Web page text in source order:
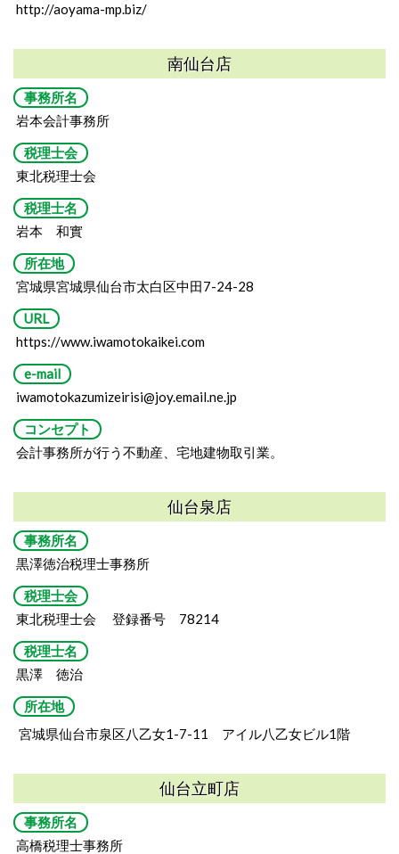
http://aoyama-mp.biz/
南仙台店
事務所名
岩本会計事務所
税理士会
東北税理士会
税理士名
岩本 和實
所在地
宮城県宮城県仙台市太白区中田7-24-28
URL
https://www.iwamotokaikei.com
e-mail
iwamotokazumizeirisi@joy.email.ne.jp
コンセプト
会計事務所が行う不動産、宅地建物取引業。
仙台泉店
事務所名
黒澤徳治税理士事務所
税理士会
東北税理士会 登録番号 78214
税理士名
黒澤 徳治
所在地
宮城県仙台市泉区八乙女1-7-11 アイル八乙女ビル1階
仙台立町店
事務所名
高橋税理士事務所